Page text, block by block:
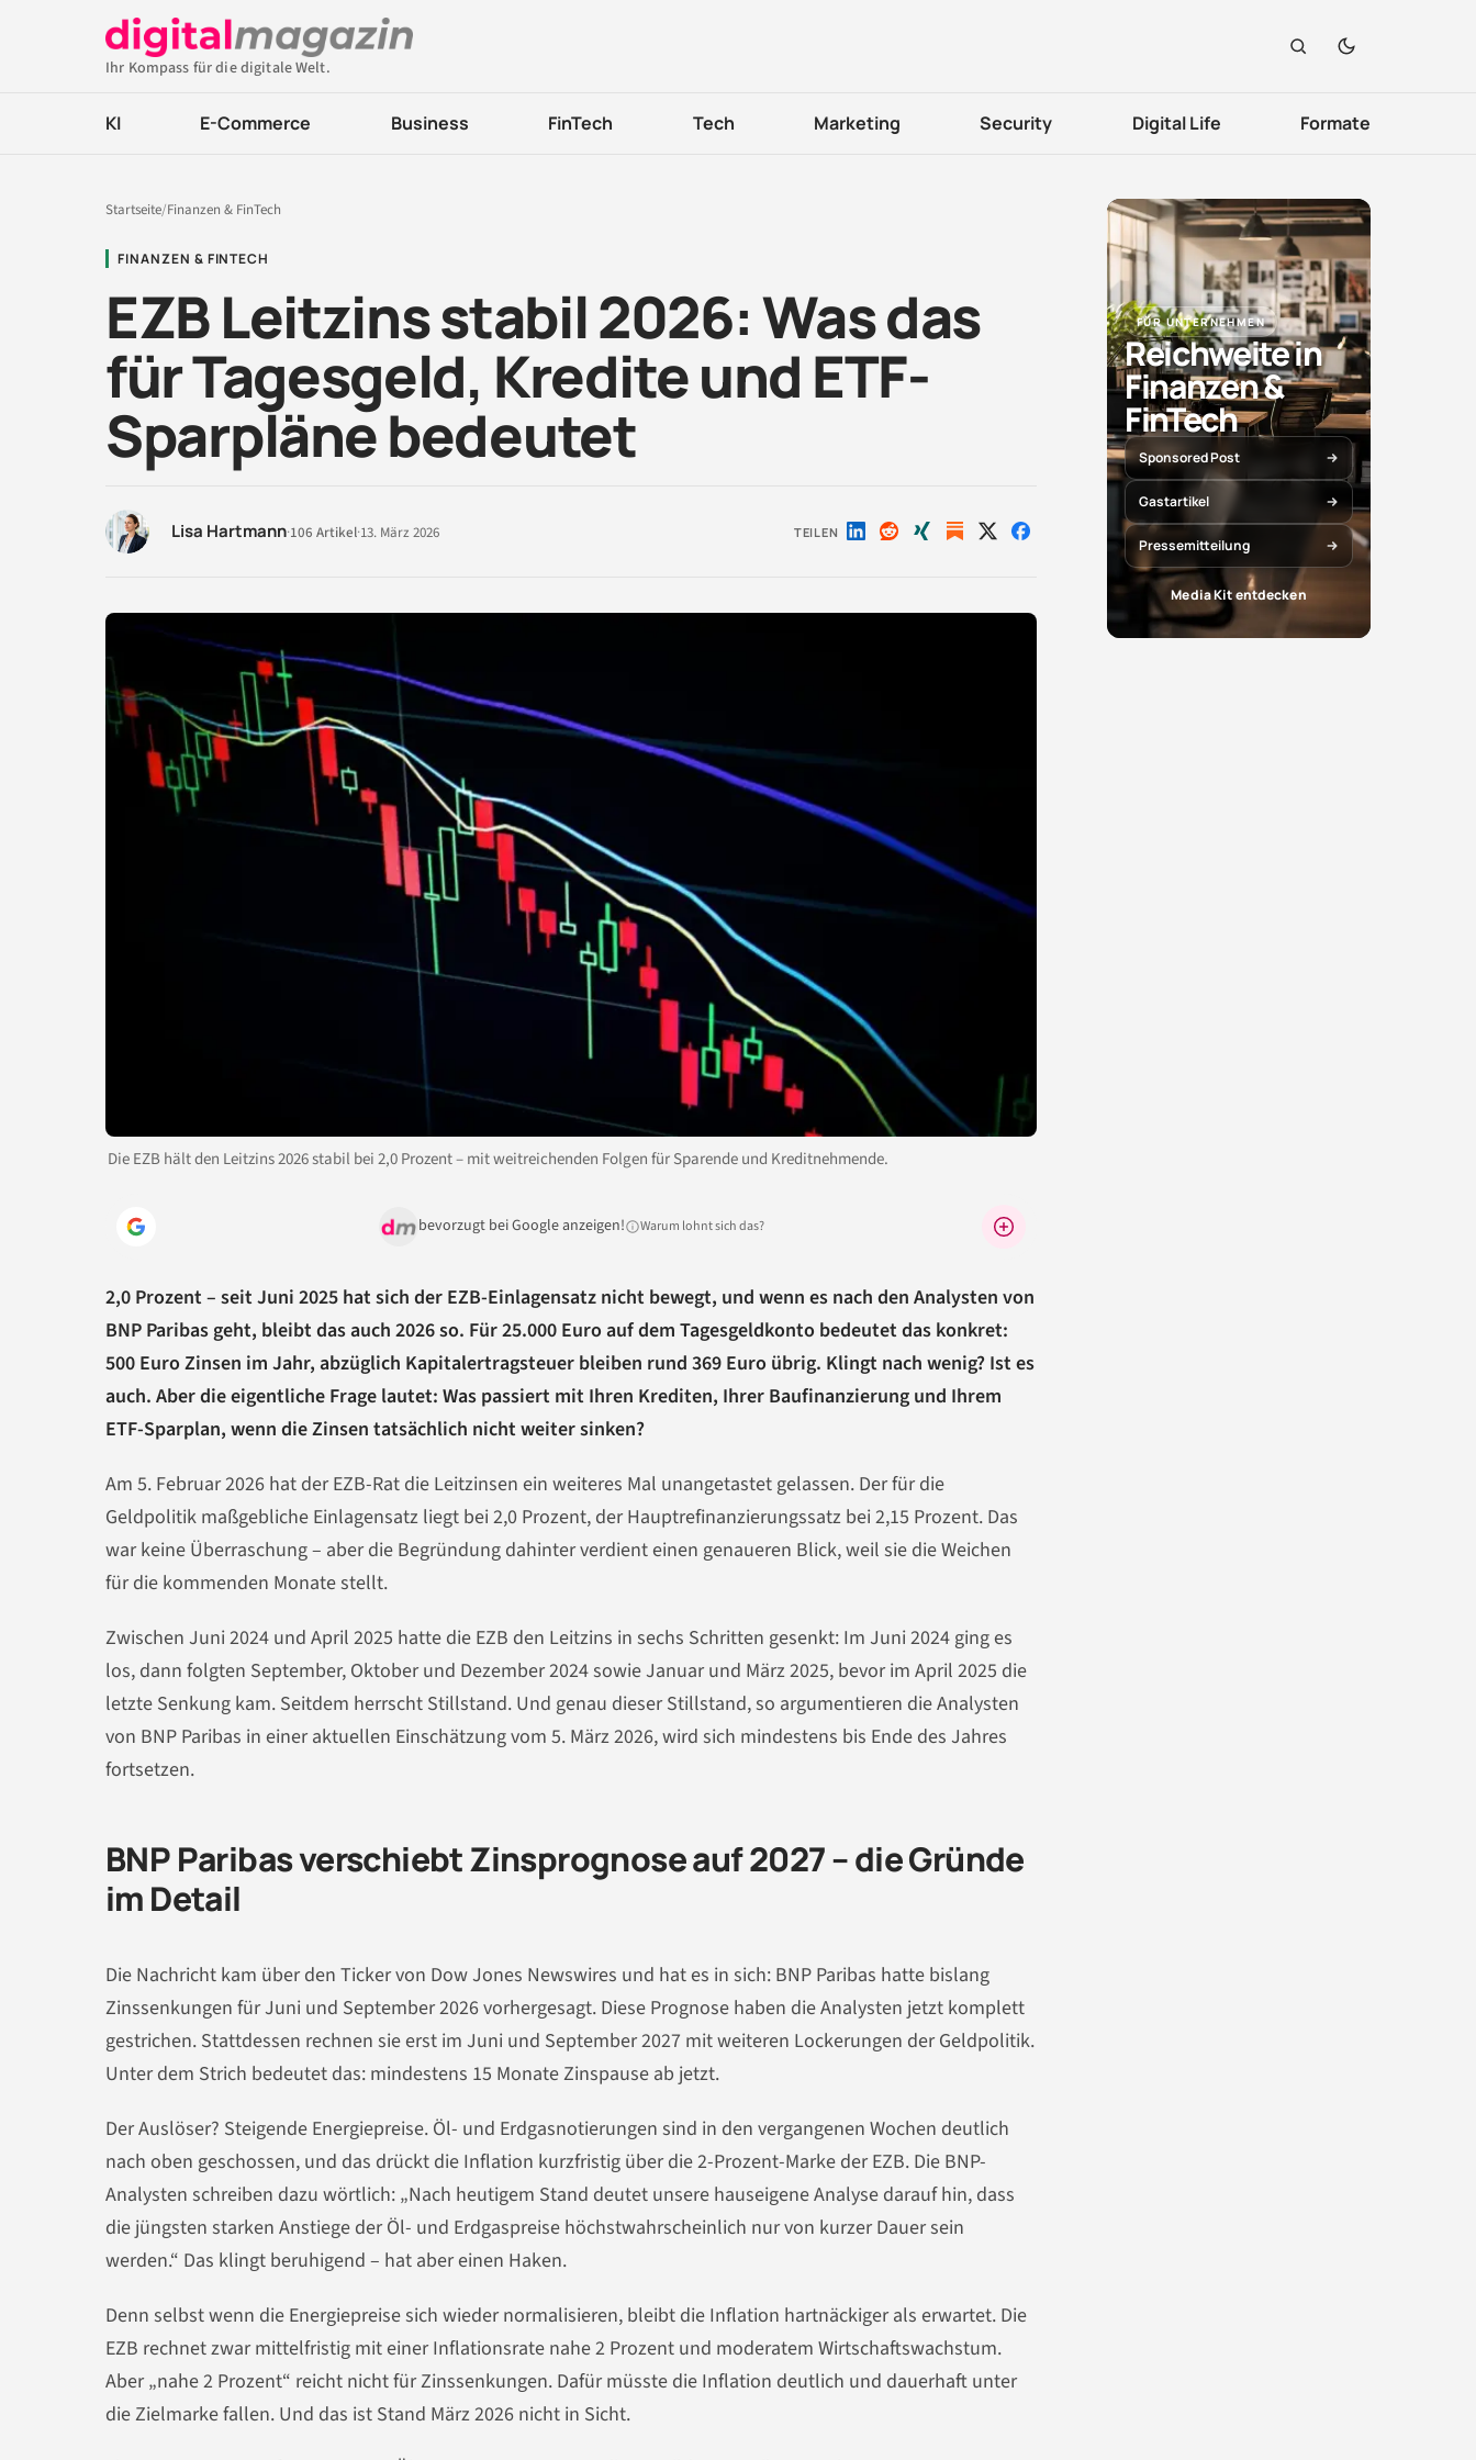
Ihr Kompass für die digitale Welt.
KI E-Commerce Business FinTech Tech Marketing Security Digital Life Formate
Startseite/Finanzen & FinTech
FINANZEN & FINTECH
EZB Leitzins stabil 2026: Was das
für Tagesgeld, Kredite und ETF-
Sparpläne bedeutet
Lisa Hartmann·106 Artikel·13. März 2026 TEILEN Auf Auf Auf Auf Auf
Die EZB hält den Leitzins 2026 stabil bei 2,0 Prozent – mit weitreichenden Folgen für Sparende und Kreditnehmende.
bevorzugt bei Google anzeigen! Warum lohnt sich das?
2,0 Prozent – seit Juni 2025 hat sich der EZB-Einlagensatz nicht bewegt, und wenn es nach den Analysten von
BNP Paribas geht, bleibt das auch 2026 so. Für 25.000 Euro auf dem Tagesgeldkonto bedeutet das konkret:
500 Euro Zinsen im Jahr, abzüglich Kapitalertragsteuer bleiben rund 369 Euro übrig. Klingt nach wenig? Ist es
auch. Aber die eigentliche Frage lautet: Was passiert mit Ihren Krediten, Ihrer Baufinanzierung und Ihrem
ETF-Sparplan, wenn die Zinsen tatsächlich nicht weiter sinken?
Am 5. Februar 2026 hat der EZB-Rat die Leitzinsen ein weiteres Mal unangetastet gelassen. Der für die
Geldpolitik maßgebliche Einlagensatz liegt bei 2,0 Prozent, der Hauptrefinanzierungssatz bei 2,15 Prozent. Das
war keine Überraschung – aber die Begründung dahinter verdient einen genaueren Blick, weil sie die Weichen
für die kommenden Monate stellt.
Zwischen Juni 2024 und April 2025 hatte die EZB den Leitzins in sechs Schritten gesenkt: Im Juni 2024 ging es
los, dann folgten September, Oktober und Dezember 2024 sowie Januar und März 2025, bevor im April 2025 die
letzte Senkung kam. Seitdem herrscht Stillstand. Und genau dieser Stillstand, so argumentieren die Analysten
von BNP Paribas in einer aktuellen Einschätzung vom 5. März 2026, wird sich mindestens bis Ende des Jahres
fortsetzen.
BNP Paribas verschiebt Zinsprognose auf 2027 – die Gründe
im Detail
Die Nachricht kam über den Ticker von Dow Jones Newswires und hat es in sich: BNP Paribas hatte bislang
Zinssenkungen für Juni und September 2026 vorhergesagt. Diese Prognose haben die Analysten jetzt komplett
gestrichen. Stattdessen rechnen sie erst im Juni und September 2027 mit weiteren Lockerungen der Geldpolitik.
Unter dem Strich bedeutet das: mindestens 15 Monate Zinspause ab jetzt.
Der Auslöser? Steigende Energiepreise. Öl- und Erdgasnotierungen sind in den vergangenen Wochen deutlich
nach oben geschossen, und das drückt die Inflation kurzfristig über die 2-Prozent-Marke der EZB. Die BNP-
Analysten schreiben dazu wörtlich: „Nach heutigem Stand deutet unsere hauseigene Analyse darauf hin, dass
die jüngsten starken Anstiege der Öl- und Erdgaspreise höchstwahrscheinlich nur von kurzer Dauer sein
werden.“ Das klingt beruhigend – hat aber einen Haken.
Denn selbst wenn die Energiepreise sich wieder normalisieren, bleibt die Inflation hartnäckiger als erwartet. Die
EZB rechnet zwar mittelfristig mit einer Inflationsrate nahe 2 Prozent und moderatem Wirtschaftswachstum.
Aber „nahe 2 Prozent“ reicht nicht für Zinssenkungen. Dafür müsste die Inflation deutlich und dauerhaft unter
die Zielmarke fallen. Und das ist Stand März 2026 nicht in Sicht.
FÜR UNTERNEHMEN
Reichweite in
Finanzen &
FinTech
Sponsored Post
Gastartikel
Pressemitteilung
Media Kit entdecken